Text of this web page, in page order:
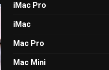
iMac Pro
iMac
Mac Pro
Mac Mini